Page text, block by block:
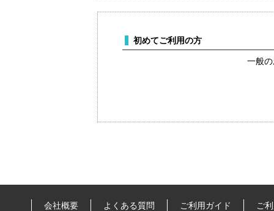
初めてご利用の方
一般
会社概要 よくある質問 ご利用ガイド ご